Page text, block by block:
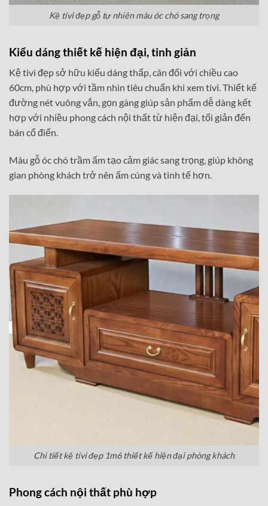
Kệ tivi đẹp gỗ tự nhiên màu óc chó sang trọng
Kiểu dáng thiết kế hiện đại, tinh giản
Kệ tivi đẹp sở hữu kiểu dáng thấp, cân đối với chiều cao
60cm, phù hợp với tầm nhìn tiêu chuẩn khi xem tivi. Thiết kế
đường nét vuông vắn, gọn gàng giúp sản phẩm dễ dàng kết
hợp với nhiều phong cách nội thất từ hiện đại, tối giản đến
bán cổ điển.
Màu gỗ óc chó trầm ấm tạo cảm giác sang trọng, giúp không
gian phòng khách trở nên ấm cúng và tinh tế hơn.
Chi tiết kệ tivi đẹp 1m6 thiết kế hiện đại phòng khách
Phong cách nội thất phù hợp